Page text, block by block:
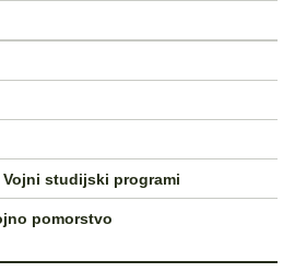
studijski programi
pomorstvo